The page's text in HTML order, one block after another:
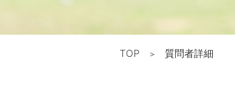
TOP ＞ 質問者詳細